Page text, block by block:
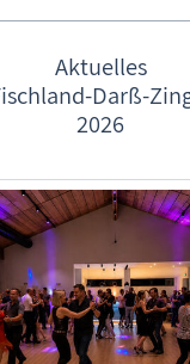
14
- Ferienwohnung
Aktuelles
Darß-
2026